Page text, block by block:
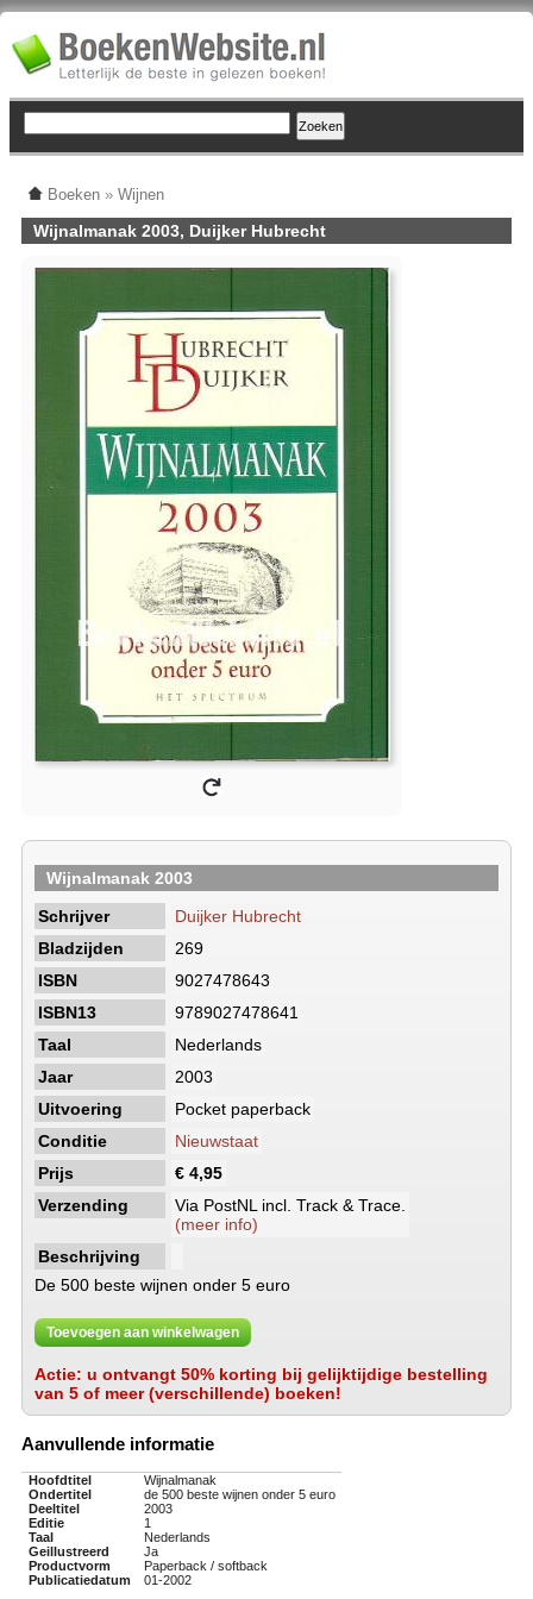
Boeken » Wijnen
Wijnalmanak 2003, Duijker Hubrecht
Wijnalmanak 2003
Schrijver
Duijker Hubrecht
Bladzijden
269
ISBN
9027478643
ISBN13
9789027478641
Taal
Nederlands
Jaar
2003
Uitvoering
Pocket paperback
Conditie
Nieuwstaat
Prijs
€ 4,95
Verzending
Via PostNL incl. Track & Trace.
(meer info)
Beschrijving
De 500 beste wijnen onder 5 euro
Toevoegen aan winkelwagen
Actie: u ontvangt 50% korting bij gelijktijdige bestelling
van 5 of meer (verschillende) boeken!
Aanvullende informatie
Hoofdtitel
Wijnalmanak
Ondertitel
de 500 beste wijnen onder 5 euro
Deeltitel
2003
Editie
1
Taal
Nederlands
Geillustreerd
Ja
Productvorm
Paperback / softback
Publicatiedatum
01-2002